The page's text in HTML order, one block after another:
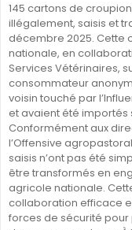
145 cartons de
illégalement, saisis et
décembre 2025. Cette
nationale, en
Services Vétérinaires,
consommateur
voisin touché par
et avaient été importés
Conformément aux
l’Offensive
saisis n’ont pas été
être transformés en
agricole nationale.
collaboration efficace
forces de sécurité